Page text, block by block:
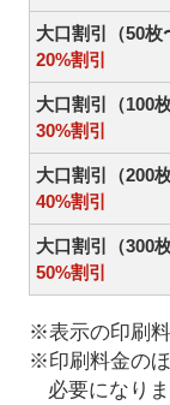
大口割引（50枚
20%割引
大口割引（100枚
30%割引
大口割引（200枚
40%割引
大口割引（300枚
50%割引
※表示の印刷料
※印刷料金の
必要になりま